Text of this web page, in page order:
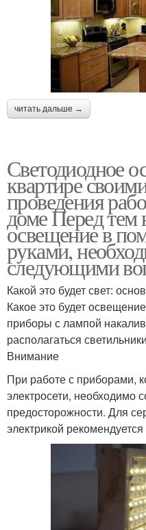
читать дальше →
Светодиодное
квартире
проведения
доме Перед тем
освещение в
руками,
следующими
Какой это будет свет:
Какое это будет
приборы с лампой
располагаться
Внимание
При работе с приборами,
электросети, необходимо
предосторожности. Для
электрикой